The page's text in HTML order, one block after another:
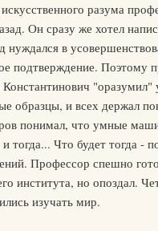
разума
Он сразу же хотел
нуждался в
подтверждение.
"оразумил"
образцы, и всех держал
понимал, что умные
и тогда... Что будет тогда
Профессор спешно
института, но опоздал.
изучать мир.